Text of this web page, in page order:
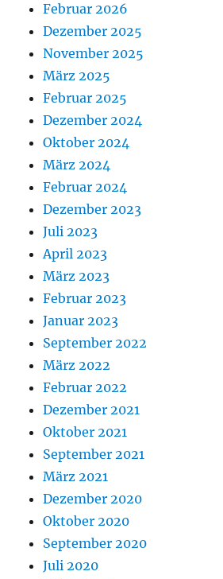
Februar 2026
Dezember 2025
November 2025
März 2025
Februar 2025
Dezember 2024
Oktober 2024
März 2024
Februar 2024
Dezember 2023
Juli 2023
April 2023
März 2023
Februar 2023
Januar 2023
September 2022
März 2022
Februar 2022
Dezember 2021
Oktober 2021
September 2021
März 2021
Dezember 2020
Oktober 2020
September 2020
Juli 2020